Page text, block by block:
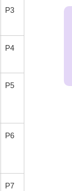
P3
P4
P5
P6
P7